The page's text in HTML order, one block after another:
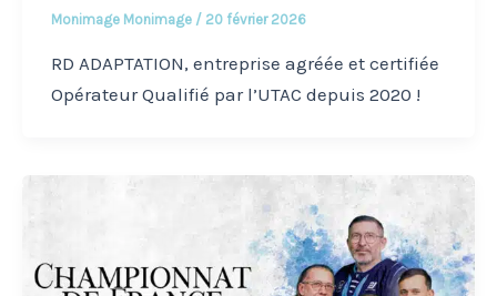
Monimage Monimage / 20 février 2026
RD ADAPTATION, entreprise agréée et certifiée
Opérateur Qualifié par l’UTAC depuis 2020 !